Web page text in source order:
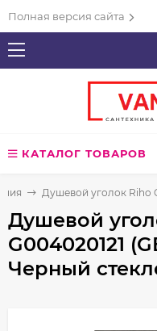
Полная версия сайта
КАТАЛОГ ТОВАРОВ
Душевой уголок Riho
Душевой
G004020121
Черный